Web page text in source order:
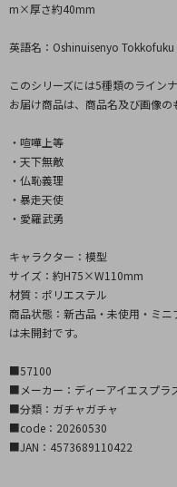
m×厚さ約40mm
英語名：Oshinuisenyo Tokkofuku
このシリーズには5種類のライン
お届け商品は、商品名及び画像の
・喧嘩上等
・天下無敵
・仏恥義理
・暴走天使
・愛羅武勇
キャラクター：模型
サイズ：約H75×W110mm
材質：ポリエステル
商品状態：新古品・未使用・ミ
は未開封です。
■57100
■メーカー：ディーアイエスプラ
■分類：ガチャガチャ
■code：20260530
■JAN：4573689110422